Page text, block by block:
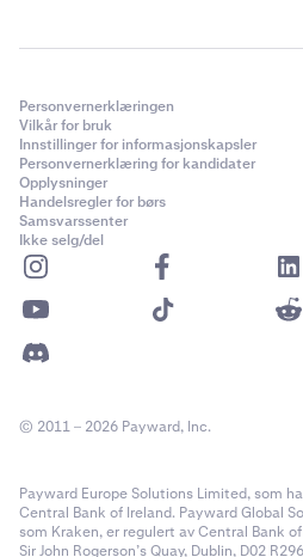
Personvernerklæringen
Vilkår for bruk
Innstillinger for informasjonskapsler
Personvernerklæring for kandidater
Opplysninger
Handelsregler for børs
Samsvarssenter
Ikke selg/del
© 2011 – 2026 Payward, Inc.
Payward Europe Solutions Limited, som
Central Bank of Ireland. Payward Global
som Kraken, er regulert av Central Bank
Sir John Rogerson’s Quay, Dublin, D02